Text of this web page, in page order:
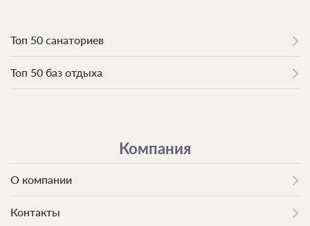
Топ 50 санаториев
Топ 50 баз отдыха
Компания
О компании
Контакты